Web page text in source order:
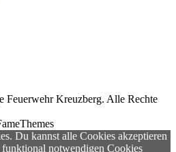
Kreuzberg. Alle Rechte
Du kannst alle Cookies akzeptieren
notwendigen Cookies